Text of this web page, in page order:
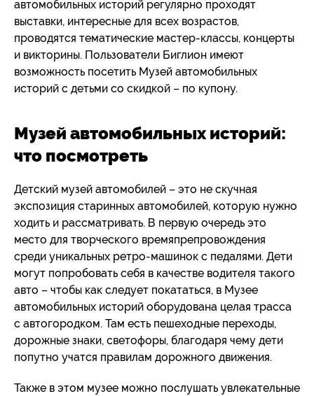
автомобильных историй регулярно проходят
выставки, интересные для всех возрастов,
проводятся тематические мастер-классы, концерты
и викторины. Пользователи Биглион имеют
возможность посетить Музей автомобильных
историй с детьми со скидкой – по купону.
Музей автомобильных историй:
что посмотреть
Детский музей автомобилей – это не скучная
экспозиция старинных автомобилей, которую нужно
ходить и рассматривать. В первую очередь это
место для творческого времяпрепровождения
среди уникальных ретро-машинок с педалями. Дети
могут попробовать себя в качестве водителя такого
авто – чтобы как следует покататься, в Музее
автомобильных историй оборудована целая трасса
с автогородком. Там есть пешеходные переходы,
дорожные знаки, светофоры, благодаря чему дети
попутно учатся правилам дорожного движения.
Также в этом музее можно послушать увлекательные